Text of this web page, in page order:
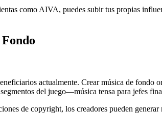
como AIVA, puedes subir tus propias
actualmente. Crear música de
del juego—música tensa para jefes
de copyright, los creadores pueden